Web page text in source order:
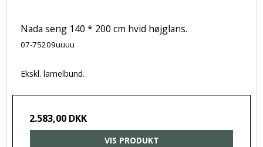
Nada seng 140 * 200 cm hvid højglans.
07-75209uuuu
Ekskl. lamelbund.
2.583,00 DKK
VIS PRODUKT